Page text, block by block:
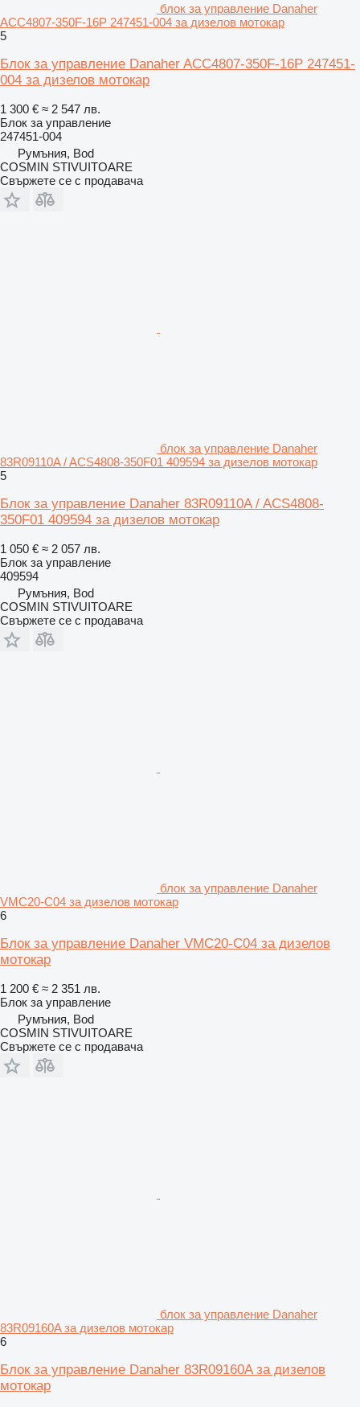
блок за управление Danaher
ACC4807-350F-16P 247451-004 за дизелов мотокар
5
Блок за управление Danaher ACC4807-350F-16P 247451-
004 за дизелов мотокар
1 300 € ≈ 2 547 лв.
Блок за управление
247451-004
Румъния, Bod
COSMIN STIVUITOARE
Свържете се с продавача
блок за управление Danaher
83R09110A / ACS4808-350F01 409594 за дизелов мотокар
5
Блок за управление Danaher 83R09110A / ACS4808-
350F01 409594 за дизелов мотокар
1 050 € ≈ 2 057 лв.
Блок за управление
409594
Румъния, Bod
COSMIN STIVUITOARE
Свържете се с продавача
блок за управление Danaher
VMC20-C04 за дизелов мотокар
6
Блок за управление Danaher VMC20-C04 за дизелов
мотокар
1 200 € ≈ 2 351 лв.
Блок за управление
Румъния, Bod
COSMIN STIVUITOARE
Свържете се с продавача
блок за управление Danaher
83R09160A за дизелов мотокар
6
Блок за управление Danaher 83R09160A за дизелов
мотокар